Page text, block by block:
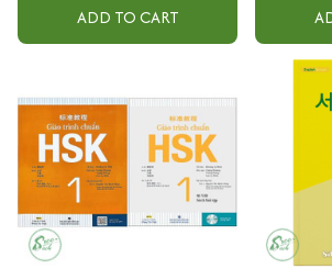
ADD TO CART